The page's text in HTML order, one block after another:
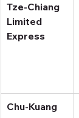
Tze-Chiang
Limited
Express
Chu-Kuang